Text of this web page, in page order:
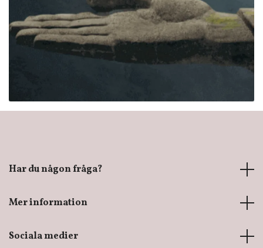
Har du någon fråga?
Mer information
Sociala medier